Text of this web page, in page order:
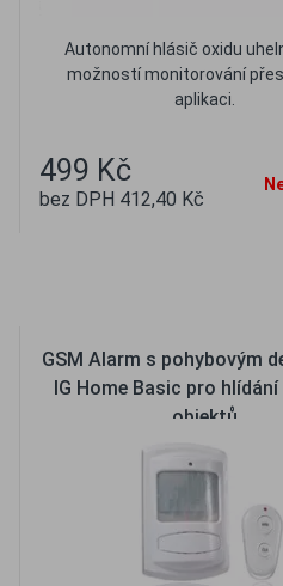
Autonomní hlásič oxidu
možností monitorování
aplikaci.
499 Kč
bez DPH 412,40 Kč
GSM Alarm s pohybovým
IG Home Basic pro
objektů